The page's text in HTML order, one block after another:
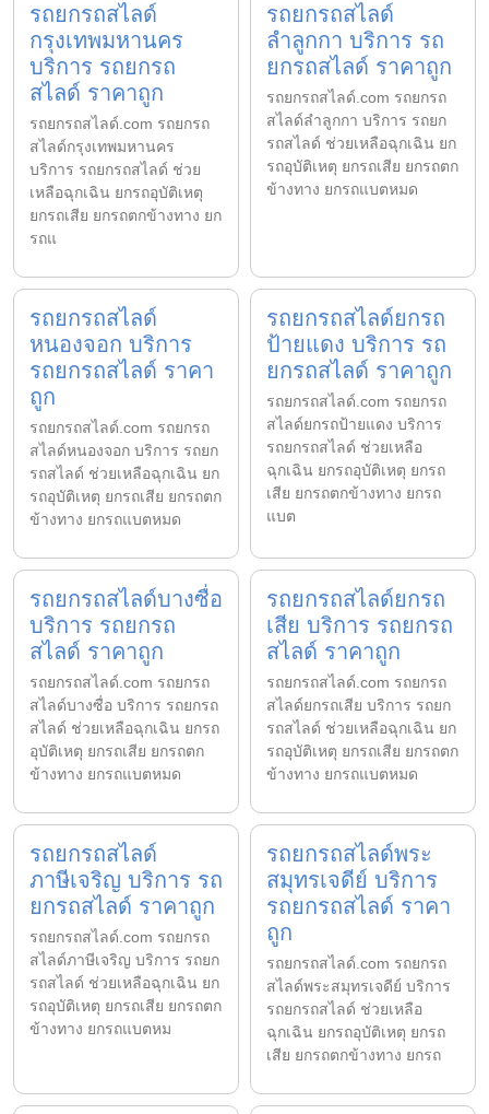
รถยกรถสไลด์
กรุงเทพมหานคร
บริการ รถยกรถ
สไลด์ ราคาถูก
รถยกรถสไลด์.com รถยกรถ
สไลด์กรุงเทพมหานคร
บริการ รถยกรถสไลด์ ช่วย
เหลือฉุกเฉิน ยกรถอุบัติเหตุ
ยกรถเสีย ยกรถตกข้างทาง ยก
รถแ
รถยกรถสไลด์
ลำลูกกา บริการ รถ
ยกรถสไลด์ ราคาถูก
รถยกรถสไลด์.com รถยกรถ
สไลด์ลำลูกกา บริการ รถยก
รถสไลด์ ช่วยเหลือฉุกเฉิน ยก
รถอุบัติเหตุ ยกรถเสีย ยกรถตก
ข้างทาง ยกรถแบตหมด
รถยกรถสไลด์
หนองจอก บริการ
รถยกรถสไลด์ ราคา
ถูก
รถยกรถสไลด์.com รถยกรถ
สไลด์หนองจอก บริการ รถยก
รถสไลด์ ช่วยเหลือฉุกเฉิน ยก
รถอุบัติเหตุ ยกรถเสีย ยกรถตก
ข้างทาง ยกรถแบตหมด
รถยกรถสไลด์ยกรถ
ป้ายแดง บริการ รถ
ยกรถสไลด์ ราคาถูก
รถยกรถสไลด์.com รถยกรถ
สไลด์ยกรถป้ายแดง บริการ
รถยกรถสไลด์ ช่วยเหลือ
ฉุกเฉิน ยกรถอุบัติเหตุ ยกรถ
เสีย ยกรถตกข้างทาง ยกรถ
แบต
รถยกรถสไลด์บางซื่อ
บริการ รถยกรถ
สไลด์ ราคาถูก
รถยกรถสไลด์.com รถยกรถ
สไลด์บางซื่อ บริการ รถยกรถ
สไลด์ ช่วยเหลือฉุกเฉิน ยกรถ
อุบัติเหตุ ยกรถเสีย ยกรถตก
ข้างทาง ยกรถแบตหมด
รถยกรถสไลด์ยกรถ
เสีย บริการ รถยกรถ
สไลด์ ราคาถูก
รถยกรถสไลด์.com รถยกรถ
สไลด์ยกรถเสีย บริการ รถยก
รถสไลด์ ช่วยเหลือฉุกเฉิน ยก
รถอุบัติเหตุ ยกรถเสีย ยกรถตก
ข้างทาง ยกรถแบตหมด
รถยกรถสไลด์
ภาษีเจริญ บริการ รถ
ยกรถสไลด์ ราคาถูก
รถยกรถสไลด์.com รถยกรถ
สไลด์ภาษีเจริญ บริการ รถยก
รถสไลด์ ช่วยเหลือฉุกเฉิน ยก
รถอุบัติเหตุ ยกรถเสีย ยกรถตก
ข้างทาง ยกรถแบตหม
รถยกรถสไลด์พระ
สมุทรเจดีย์ บริการ
รถยกรถสไลด์ ราคา
ถูก
รถยกรถสไลด์.com รถยกรถ
สไลด์พระสมุทรเจดีย์ บริการ
รถยกรถสไลด์ ช่วยเหลือ
ฉุกเฉิน ยกรถอุบัติเหตุ ยกรถ
เสีย ยกรถตกข้างทาง ยกรถ